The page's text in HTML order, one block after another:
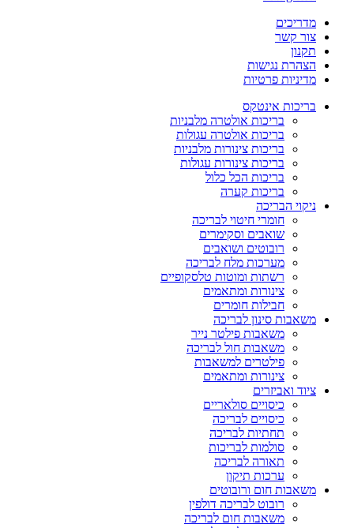
מדריכים
צור קשר
תקנון
הצהרת נגישות
מדיניות פרטיות
בריכות אינטקס
בריכות אולטרה מלבניות
בריכות אולטרה עגולות
בריכות צינורות מלבניות
בריכות צינורות עגולות
בריכות הכל כלול
בריכות קערה
ניקוי הבריכה
חומרי חיטוי לבריכה
שואבים וסקימרים
רובוטים ושואבים
מערכות מלח לבריכה
רשתות ומוטות טלסקופיים
צינורות ומתאמים
חבילות חומרים
משאבות סינון לבריכה
משאבות פילטר נייר
משאבות חול לבריכה
פילטרים למשאבות
צינורות ומתאמים
ציוד ואביזרים
כיסויים סולאריים
כיסויים לבריכה
תחתיות לבריכה
סולמות לבריכות
תאורה לבריכה
ערכות תיקון
משאבות חום ורובוטים
רובוט לבריכה דולפין
משאבות חום לבריכה